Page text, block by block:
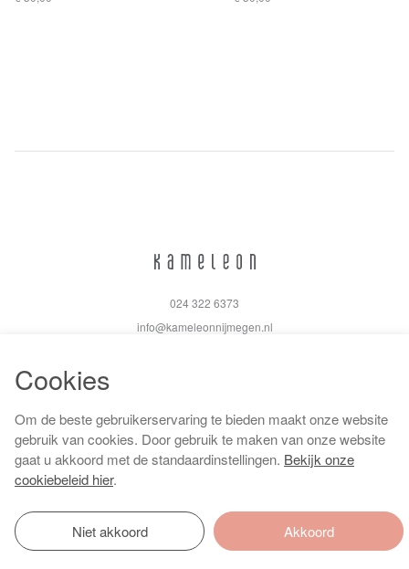
024 322 6373
info@kameleonnijmegen.nl
Algemene voorwaarden
Privacy policy
Cookiebeleid
Cookies
Om de beste gebruikerservaring te bieden maakt onze website
gebruik van cookies. Door gebruik te maken van onze website
gaat u akkoord met de standaardinstellingen. Bekijk onze
cookiebeleid hier.